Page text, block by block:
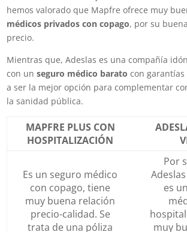
hemos valorado que Mapfre ofrece muy
médicos privados con copago, por su
precio.
Mientras que, Adeslas es una compañía
con unseguro médico barato con garantías
a ser la mejor opción para complementar
la sanidad pública.
MAPFRE PLUS CON
HOSPITALIZACIÓN
Es un seguro médico
con copago, tiene
muy buena relación
precio-calidad. Se
trata de una póliza
Por
es
muy